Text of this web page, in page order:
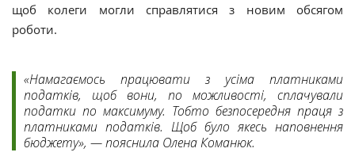
щоб колеги могли справлятися з новим обсягом
роботи.
«Намагаємось працювати з усіма платниками
податків, щоб вони, по можливості, сплачували
податки по максимуму. Тобто безпосередня праця з
платниками податків. Щоб було якесь наповнення
бюджету», — пояснила Олена Команюк.